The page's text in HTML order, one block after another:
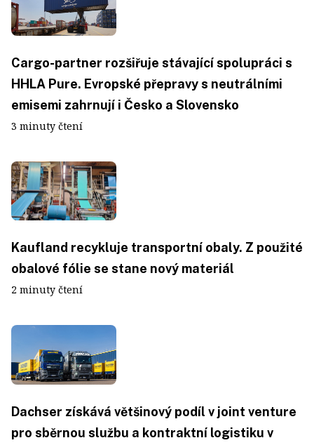
Cargo-partner rozšiřuje stávající spolupráci s
HHLA Pure. Evropské přepravy s neutrálními
emisemi zahrnují i Česko a Slovensko
3 minuty čtení
Kaufland recykluje transportní obaly. Z použité
obalové fólie se stane nový materiál
2 minuty čtení
Dachser získává většinový podíl v joint venture
pro sběrnou službu a kontraktní logistiku v